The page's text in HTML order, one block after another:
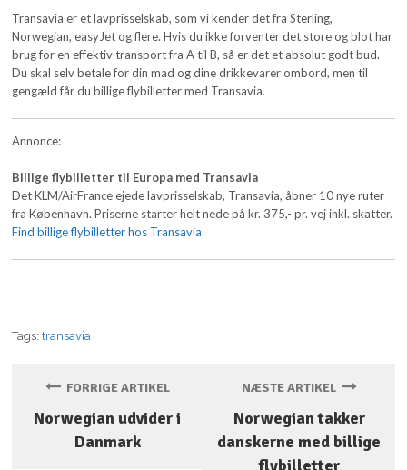
Transavia er et lavprisselskab, som vi kender det fra Sterling,
Norwegian, easyJet og flere. Hvis du ikke forventer det store og blot har
brug for en effektiv transport fra A til B, så er det et absolut godt bud.
Du skal selv betale for din mad og dine drikkevarer ombord, men til
gengæld får du billige flybilletter med Transavia.
Annonce:
Billige flybilletter til Europa med Transavia
Det KLM/AirFrance ejede lavprisselskab, Transavia, åbner 10 nye ruter
fra København. Priserne starter helt nede på kr. 375,- pr. vej inkl. skatter.
Find billige flybilletter hos Transavia
Tags:transavia
FORRIGE ARTIKEL
Norwegian udvider i
Danmark
NÆSTE ARTIKEL
Norwegian takker
danskerne med billige
flybilletter